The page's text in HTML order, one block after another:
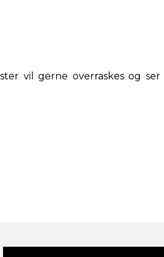
vil gerne overraskes og